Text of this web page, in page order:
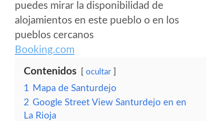
puedes mirar la disponibilidad de
alojamientos en este pueblo o en los
pueblos cercanos
Booking.com
Contenidos ocultar
1 Mapa de Santurdejo
2 Google Street View Santurdejo en en
La Rioja